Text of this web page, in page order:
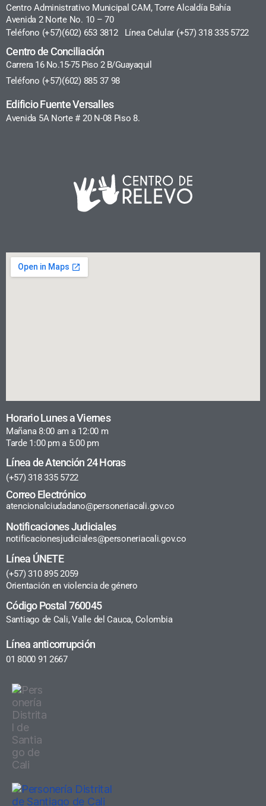
Centro Administrativo Municipal CAM, Torre Alcaldía Bahía
Avenida 2 Norte No. 10 – 70
Teléfono (+57)(602) 653 3812 Línea Celular (+57) 318 335 5722
Centro de Conciliación
Carrera 16 No.15-75 Piso 2 B/Guayaquil
Teléfono (+57)(602) 885 37 98
Edificio Fuente Versalles
Avenida 5A Norte # 20 N-08 Piso 8.
Horario Lunes a Viernes
Mañana 8:00 am a 12:00 m
Tarde 1:00 pm a 5:00 pm
Línea de Atención 24 Horas
(+57) 318 335 5722
Correo Electrónico
atencionalciudadano@personeriacali.gov.co
Notificaciones Judiciales
notificacionesjudiciales@personeriacali.gov.co
Línea ÚNETE
(+57) 310 895 2059
Orientación en violencia de género
Código Postal 760045
Santiago de Cali, Valle del Cauca, Colombia
Línea anticorrupción
01 8000 91 2667